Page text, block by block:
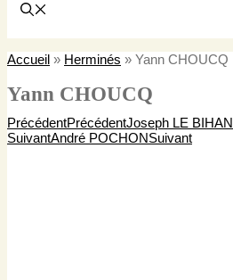
Accueil » Herminés » Yann CHOUCQ
Yann CHOUCQ
PrécédentPrécédentJoseph LE BIHAN
SuivantAndré POCHONSuivant